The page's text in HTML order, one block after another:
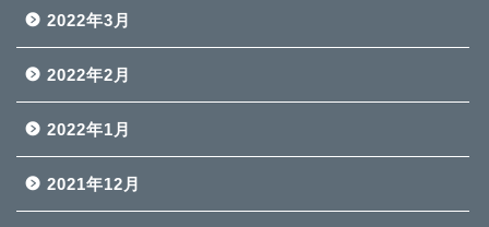
2022年3月
2022年2月
2022年1月
2021年12月